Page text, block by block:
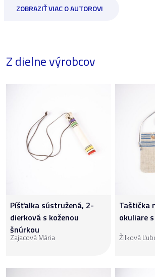
ZOBRAZIŤ VIAC O AUTOROVI
Z dielne výrobcov
Píšťalka sústružená, 2-
dierková s koženou
šnúrkou
Zajacová Mária
Taštička
okuliare
Žilková